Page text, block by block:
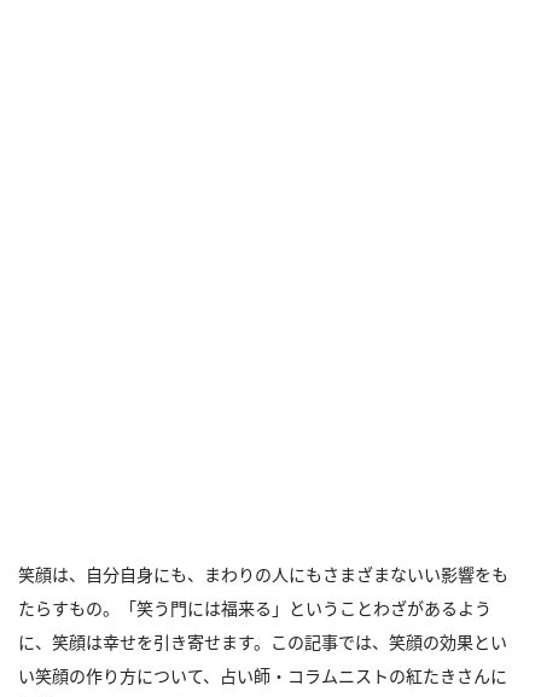
笑顔は、自分自身にも、まわりの人にもさまざまないい影響をも
たらすもの。「笑う門には福来る」ということわざがあるよう
に、笑顔は幸せを引き寄せます。この記事では、笑顔の効果とい
い笑顔の作り方について、占い師・コラムニストの紅たきさんに